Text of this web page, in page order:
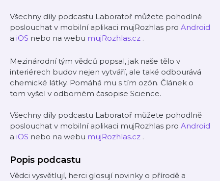
Všechny díly podcastu Laboratoř můžete pohodlně
poslouchat v mobilní aplikaci mujRozhlas pro Android
a iOS nebo na webu mujRozhlas.cz .
Mezinárodní tým vědců popsal, jak naše tělo v
interiérech budov nejen vytváří, ale také odbourává
chemické látky. Pomáhá mu s tím ozón. Článek o
tom vyšel v odborném časopise Science.
Všechny díly podcastu Laboratoř můžete pohodlně
poslouchat v mobilní aplikaci mujRozhlas pro Android
a iOS nebo na webu mujRozhlas.cz .
Popis podcastu
Vědci vysvětlují, herci glosují novinky o přírodě a